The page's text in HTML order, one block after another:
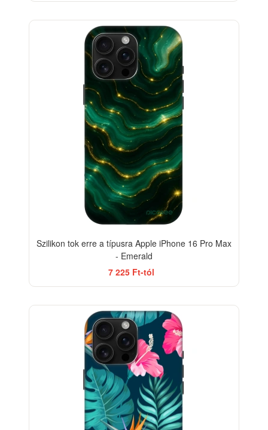
Szilikon tok erre a típusra Apple iPhone 16 Pro Max
- Emerald
7 225 Ft-tól